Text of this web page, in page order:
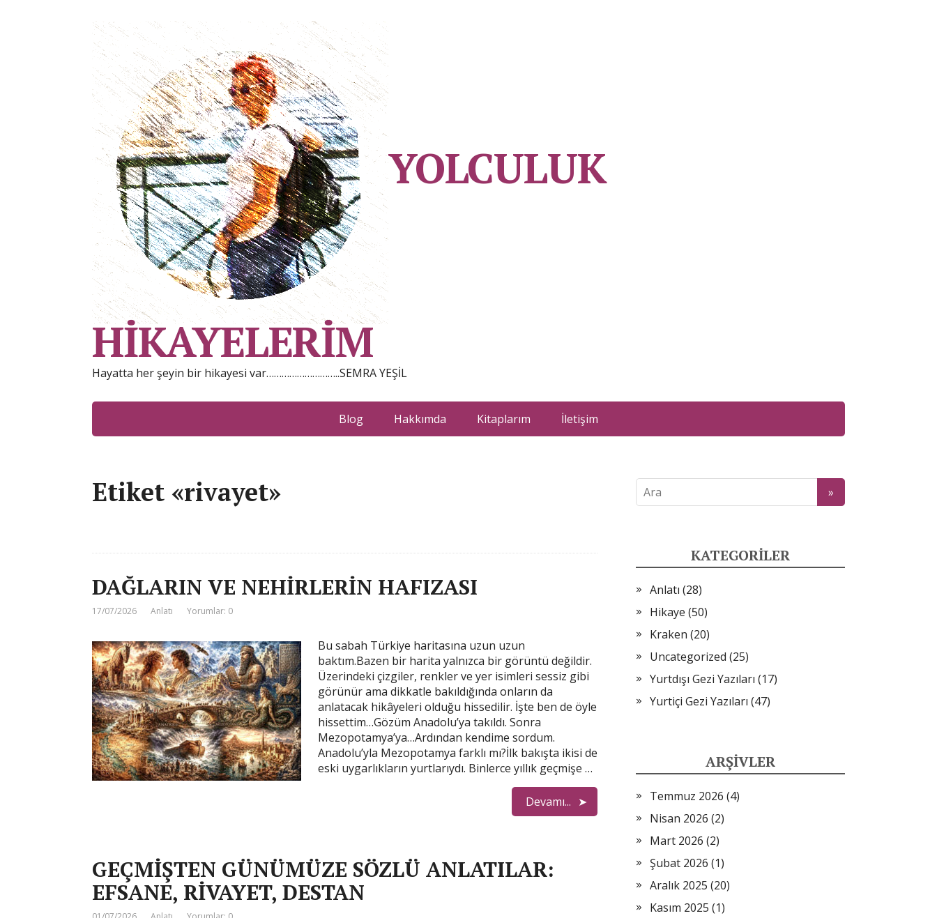
YOLCULUK
HİKAYELERİM
Hayatta her şeyin bir hikayesi var………………………..SEMRA YEŞİL
Blog Hakkımda Kitaplarım İletişim
Etiket «rivayet»
DAĞLARIN VE NEHİRLERİN HAFIZASI
17/07/2026 Anlatı Yorumlar: 0
Bu sabah Türkiye haritasına uzun uzun
baktım.Bazen bir harita yalnızca bir görüntü değildir.
Üzerindeki çizgiler, renkler ve yer isimleri sessiz gibi
görünür ama dikkatle bakıldığında onların da
anlatacak hikâyeleri olduğu hissedilir. İşte ben de öyle
hissettim…Gözüm Anadolu’ya takıldı. Sonra
Mezopotamya’ya…Ardından kendime sordum.
Anadolu’yla Mezopotamya farklı mı?İlk bakışta ikisi de
eski uygarlıkların yurtlarıydı. Binlerce yıllık geçmişe …
Devamı...
GEÇMİŞTEN GÜNÜMÜZE SÖZLÜ ANLATILAR:
EFSANE, RİVAYET, DESTAN
KATEGORILER
Anlatı (28)
Hikaye (50)
Kraken (20)
Uncategorized (25)
Yurtdışı Gezi Yazıları (17)
Yurtiçi Gezi Yazıları (47)
ARŞIVLER
Temmuz 2026 (4)
Nisan 2026 (2)
Mart 2026 (2)
Şubat 2026 (1)
Aralık 2025 (20)
Kasım 2025 (1)